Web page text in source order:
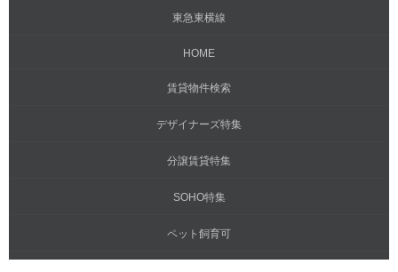
東急東横線
HOME
賃貸物件検索
デザイナーズ特集
分譲賃貸特集
SOHO特集
ペット飼育可